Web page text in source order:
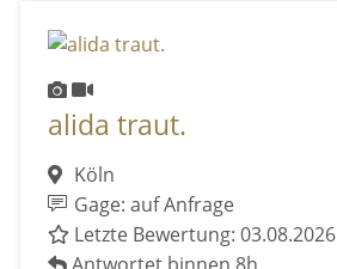
alida traut.
Köln
Gage: auf Anfrage
Letzte Bewertung: 03.08.2026